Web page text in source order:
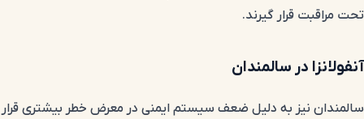
تحت مراقبت قرار گیرند.
آنفولانزا در سالمندان
سالمندان نیز به دلیل ضعف سیستم ایمنی در معرض خطر بیشتری قرار